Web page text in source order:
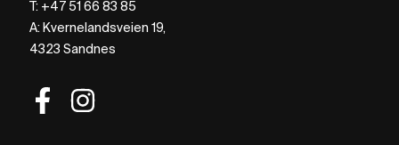
T: +47 51 66 83 85
A: Kvernelandsveien 19,
4323 Sandnes